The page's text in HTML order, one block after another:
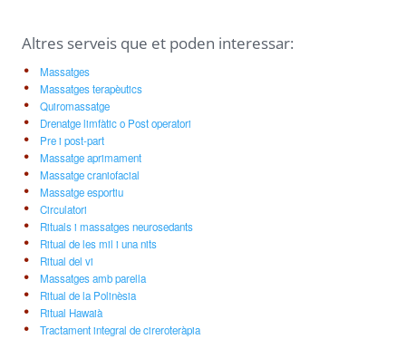
Altres serveis que et poden interessar:
Massatges
Massatges terapèutics
Quiromassatge
Drenatge limfàtic o Post operatori
Pre i post-part
Massatge aprimament
Massatge craniofacial
Massatge esportiu
Circulatori
Rituals i massatges neurosedants
Ritual de les mil i una nits
Ritual del vi
Massatges amb parella
Ritual de la Polinèsia
Ritual Hawaià
Tractament integral de cireroteràpia